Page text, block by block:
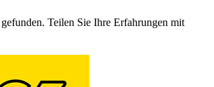
Teilen Sie Ihre Erfahrungen mit